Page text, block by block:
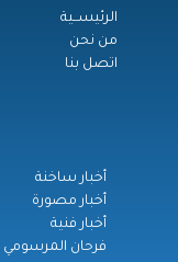
الرئيســية
من نحن
اتصل بنا
أخبار ساخنة
أخبار مصورة
أخبار فنية
فرحان المرسومي